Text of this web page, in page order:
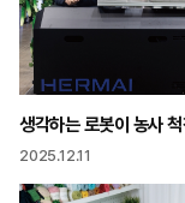
2025.12.11